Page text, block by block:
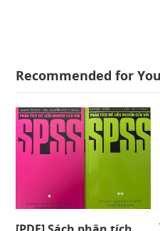
Recommended for You